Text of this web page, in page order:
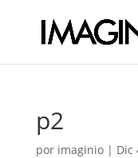
p2
por imaginio| Dic